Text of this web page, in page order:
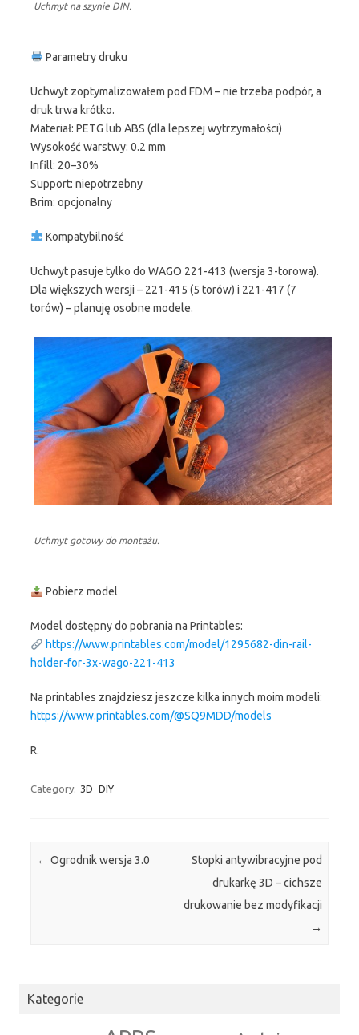
Uchmyt na szynie DIN.
Parametry druku
Uchwyt zoptymalizowałem pod FDM – nie trzeba podpór, a
druk trwa krótko.
Materiał: PETG lub ABS (dla lepszej wytrzymałości)
Wysokość warstwy: 0.2 mm
Infill: 20–30%
Support: niepotrzebny
Brim: opcjonalny
Kompatybilność
Uchwyt pasuje tylko do WAGO 221-413 (wersja 3-torowa).
Dla większych wersji – 221-415 (5 torów) i 221-417 (7
torów) – planuję osobne modele.
Uchmyt gotowy do montażu.
Pobierz model
Model dostępny do pobrania na Printables:
https://www.printables.com/model/1295682-din-rail-
holder-for-3x-wago-221-413
Na printables znajdziesz jeszcze kilka innych moim modeli:
https://www.printables.com/@SQ9MDD/models
R.
Category: 3D DIY
Post navigation
← Ogrodnik wersja 3.0
Stopki antywibracyjne pod
drukarkę 3D – cichsze
drukowanie bez modyfikacji
→
Kategorie